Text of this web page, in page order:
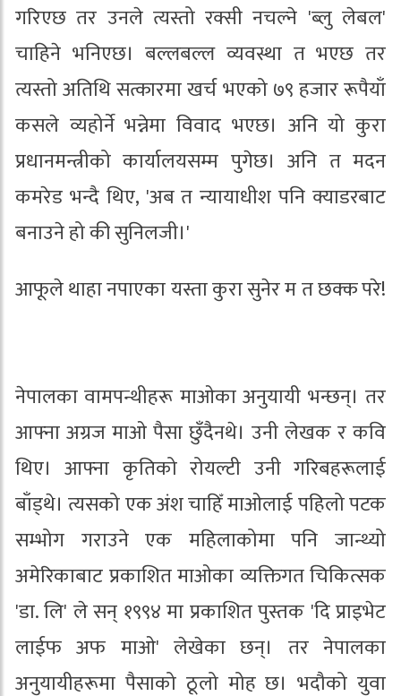
गरिएछ तर उनले त्यस्तो रक्सी नचल्ने 'ब्लु लेबल'
चाहिने भनिएछ। बल्लबल्ल व्यवस्था त भएछ तर
त्यस्तो अतिथि सत्कारमा खर्च भएको ७९ हजार रूपैयाँ
कसले व्यहोर्ने भन्नेमा विवाद भएछ। अनि यो कुरा
प्रधानमन्त्रीको कार्यालयसम्म पुगेछ। अनि त मदन
कमरेड भन्दै थिए, 'अब त न्यायाधीश पनि क्याडरबाट
बनाउने हो की सुनिलजी।'
आफूले थाहा नपाएका यस्ता कुरा सुनेर म त छक्क परे!
नेपालका वामपन्थीहरू माओका अनुयायी भन्छन्। तर
आफ्ना अग्रज माओ पैसा छुँदैनथे। उनी लेखक र कवि
थिए। आफ्ना कृतिको रोयल्टी उनी गरिबहरूलाई
बाँड्थे। त्यसको एक अंश चाहिँ माओलाई पहिलो पटक
सम्भोग गराउने एक महिलाकोमा पनि जान्थ्यो
अमेरिकाबाट प्रकाशित माओका व्यक्तिगत चिकित्सक
'डा. लि' ले सन् १९९४ मा प्रकाशित पुस्तक 'दि प्राइभेट
लाईफ अफ माओ' लेखेका छन्। तर नेपालका
अनुयायीहरूमा पैसाको ठूलो मोह छ। भदौको युवा